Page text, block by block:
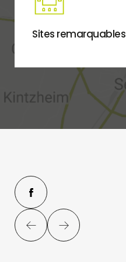
Sites remarquables